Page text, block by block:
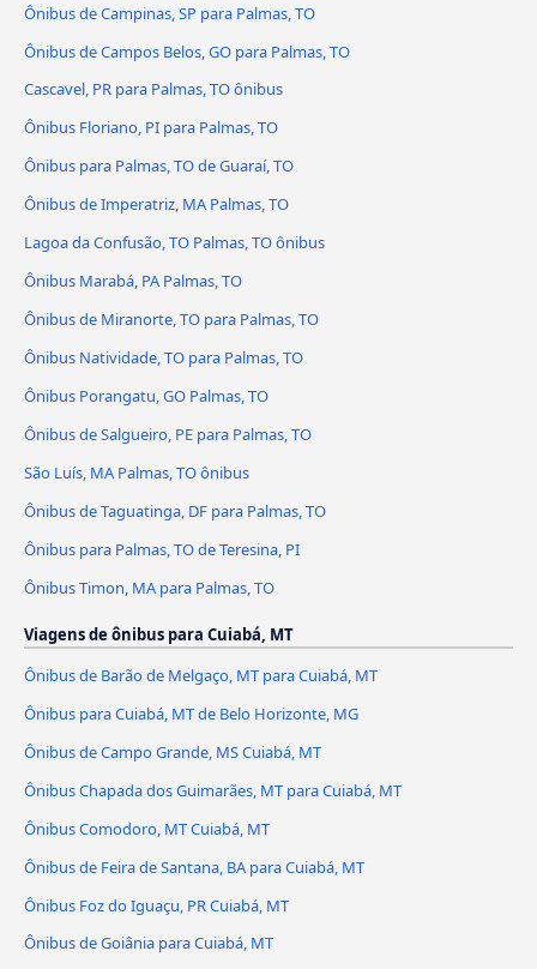
Ônibus de Campinas, SP para Palmas, TO
Ônibus de Campos Belos, GO para Palmas, TO
Cascavel, PR para Palmas, TO ônibus
Ônibus Floriano, PI para Palmas, TO
Ônibus para Palmas, TO de Guaraí, TO
Ônibus de Imperatriz, MA Palmas, TO
Lagoa da Confusão, TO Palmas, TO ônibus
Ônibus Marabá, PA Palmas, TO
Ônibus de Miranorte, TO para Palmas, TO
Ônibus Natividade, TO para Palmas, TO
Ônibus Porangatu, GO Palmas, TO
Ônibus de Salgueiro, PE para Palmas, TO
São Luís, MA Palmas, TO ônibus
Ônibus de Taguatinga, DF para Palmas, TO
Ônibus para Palmas, TO de Teresina, PI
Ônibus Timon, MA para Palmas, TO
Viagens de ônibus para Cuiabá, MT
Ônibus de Barão de Melgaço, MT para Cuiabá, MT
Ônibus para Cuiabá, MT de Belo Horizonte, MG
Ônibus de Campo Grande, MS Cuiabá, MT
Ônibus Chapada dos Guimarães, MT para Cuiabá, MT
Ônibus Comodoro, MT Cuiabá, MT
Ônibus de Feira de Santana, BA para Cuiabá, MT
Ônibus Foz do Iguaçu, PR Cuiabá, MT
Ônibus de Goiânia para Cuiabá, MT